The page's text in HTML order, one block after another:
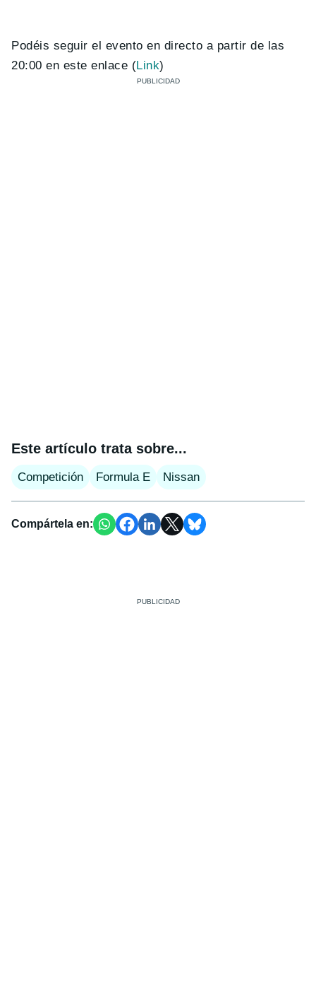
Podéis seguir el evento en directo a partir de las
20:00 en este enlace (Link)
Este artículo trata sobre...
Competición Formula E Nissan
Compártela en: